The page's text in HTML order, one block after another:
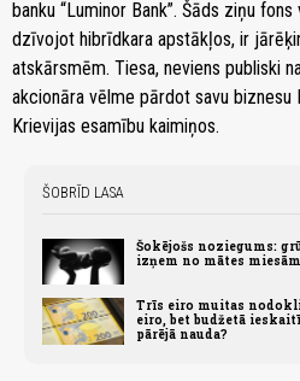
banku “Luminor Bank”. Šāds ziņu
dzīvojot hibrīdkara apstākļos, ir
atskārsmēm. Tiesa, neviens publiski
akcionāra vēlme pārdot savu
Krievijas esamību kaimiņos.
ŠOBRĪD LASA
Šokējošs noziegums:
izņem no mātes miesām
Trīs eiro muitas
eiro, bet budžetā
pārējā nauda?